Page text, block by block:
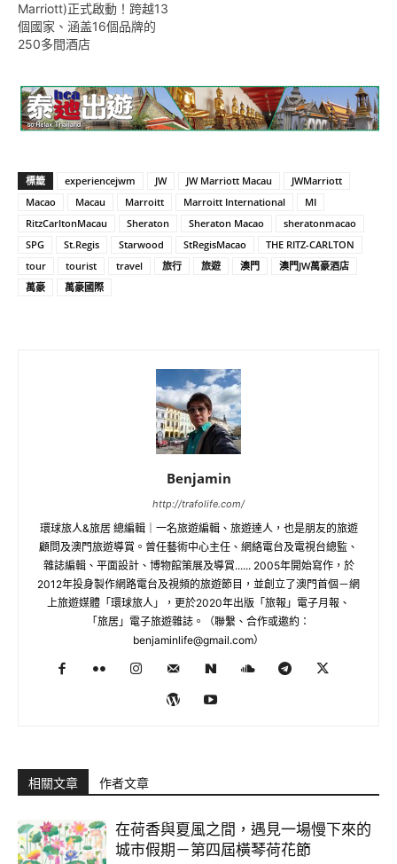
Marriott)正式啟動！跨越13
個國家、涵盖16個品牌的
250多間酒店
標籤 experiencejwm JW JW Marriott Macau
JWMarriott
Macao
Macau Marroitt Marroitt International
MI
RitzCarltonMacau
Sheraton Sheraton Macao
sheratonmacao
SPG
St.Regis Starwood StRegisMacao
THE RITZ-CARLTON
tour
tourist travel 旅行 旅遊 澳門
澳門JW萬豪酒店
萬豪
萬豪國際
Benjamin
http://trafolife.com/
環球旅人&旅居 總編輯｜一名旅遊編輯、旅遊達人，也是朋友的旅遊
顧問及澳門旅遊導賞。曾任藝術中心主任、網絡電台及電視台總監、
雜誌編輯、平面設計、博物館策展及導賞...... 2005年開始寫作，於
2012年投身製作網路電台及視頻的旅遊節目，並創立了澳門首個－網
上旅遊媒體「環球旅人」，更於2020年出版「旅報」電子月報、
「旅居」電子旅遊雜誌。（聯繫、合作或邀約：
benjaminlife@gmail.com）
相關文章 作者文章
在荷香與夏風之間，遇見一場慢下來的
城市假期－第四屆橫琴荷花節